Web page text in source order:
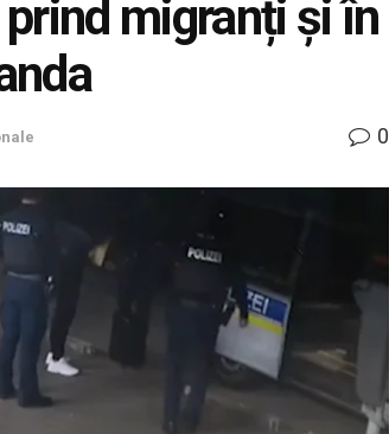
migranți și în
0